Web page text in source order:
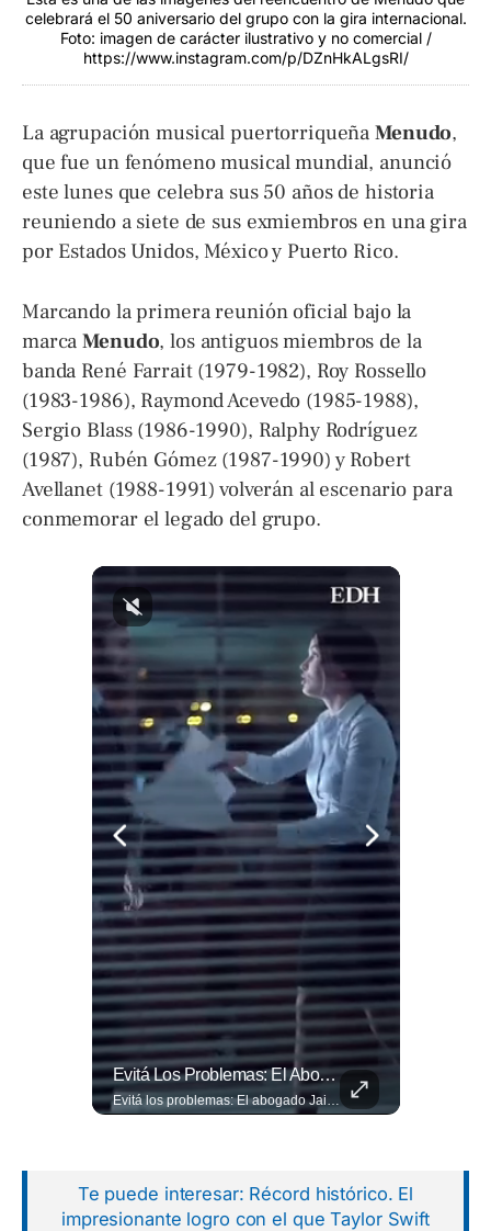
celebrará el 50 aniversario del grupo con la gira internacional.
Foto: imagen de carácter ilustrativo y no comercial /
https://www.instagram.com/p/DZnHkALgsRI/
La agrupación musical puertorriqueñaMenudo,
que fue un fenómeno musical mundial, anunció
este lunes que celebra sus 50 años de historia
reuniendo a siete de sus exmiembros en una gira
por Estados Unidos, México y Puerto Rico.
Marcando la primera reunión oficial bajo la
marcaMenudo, los antiguos miembros de la
banda René Farrait (1979-1982), Roy Rossello
(1983-1986), Raymond Acevedo (1985-1988),
Sergio Blass (1986-1990), Ralphy Rodríguez
(1987), Rubén Gómez (1987-1990) y Robert
Avellanet (1988-1991) volverán al escenario para
conmemorar el legado del grupo.
Evitá Los Problemas: El Abogado Jaime Ramírez Recuerda Que Una Mala Decisión Puede Cambiar Tu Vida.
Evitá los problemas: El abogado Jaime Ramírez recuerda que una mala decisión puede cambiar tu vida. Hoy, cualquier discusión puede quedar grabada, difundirse en redes sociales y traer consecuencias legales. Más detalles en ➡️ eldiariodehoy.com
Te puede interesar: Récord histórico. El
impresionante logro con el que Taylor Swift